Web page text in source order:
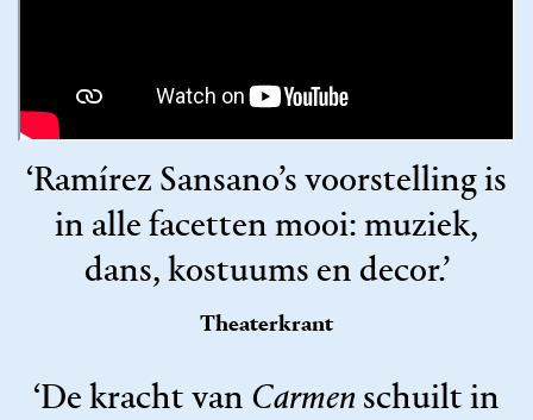
‘Ramírez Sansano’s voorstelling is
in alle facetten mooi: muziek,
dans, kostuums en decor.’
Theaterkrant
‘De kracht van Carmen schuilt in